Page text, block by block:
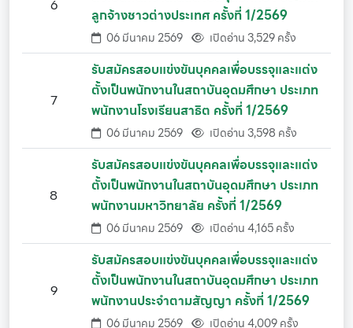
6
ลูกจ้างชาวต่างประเทศ ครั้งที่ 1/2569
06 มีนาคม 2569 เปิดอ่าน 3,529 ครั้ง
7
รับสมัครสอบแข่งขันบุคคลเพื่อบรรจุและแต่ง
ตั้งเป็นพนักงานในสถาบันอุดมศึกษา ประเภท
พนักงานโรงเรียนสาธิต ครั้งที่ 1/2569
06 มีนาคม 2569 เปิดอ่าน 3,598 ครั้ง
8
รับสมัครสอบแข่งขันบุคคลเพื่อบรรจุและแต่ง
ตั้งเป็นพนักงานในสถาบันอุดมศึกษา ประเภท
พนักงานมหาวิทยาลัย ครั้งที่ 1/2569
06 มีนาคม 2569 เปิดอ่าน 4,165 ครั้ง
9
รับสมัครสอบแข่งขันบุคคลเพื่อบรรจุและแต่ง
ตั้งเป็นพนักงานในสถาบันอุดมศึกษา ประเภท
พนักงานประจำตามสัญญา ครั้งที่ 1/2569
06 มีนาคม 2569 เปิดอ่าน 4,009 ครั้ง